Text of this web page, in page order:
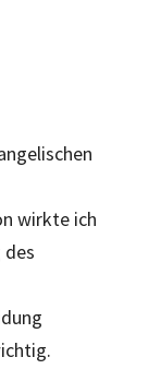
wirkte ich